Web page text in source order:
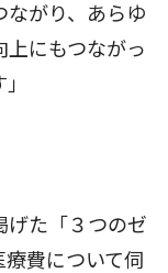
ながり、あらゆ
上にもつながっ
げた「３つのゼ
費について伺